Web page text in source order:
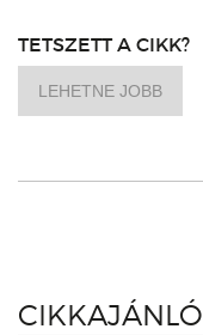
TETSZETT A CIKK?
LEHETNE JOBB
CIKKAJÁNLÓ